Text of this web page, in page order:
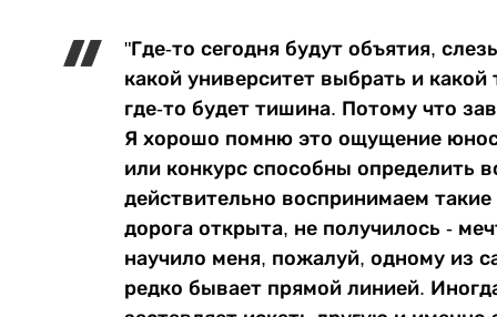
"Где-то сегодня будут объятия,
какой университет выбрать и
где-то будет тишина. Потому что
Я хорошо помню это ощущение
или конкурс способны определить
действительно воспринимаем
дорога открыта, не получилось -
научило меня, пожалуй, одному из
редко бывает прямой линией.